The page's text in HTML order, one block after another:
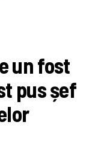
un fost
pus șef